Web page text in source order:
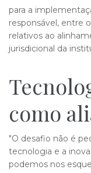
para a
responsável, entre
relativos ao
jurisdicional da
como​​
"O desafio não é
tecnologia e a
podemos nos